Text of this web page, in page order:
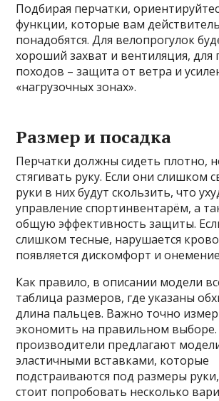
Подбирая перчатки,
функции, которые вам
понадобятся. Для велопрогулок
хороший захват и вентиляция, для
походов – защита от ветра и
«нагрузочных зонах».
Размер и посадка
Перчатки должны сидеть плотно,
стягивать руку. Если они слишком
руки в них будут скользить, что
управление спортинвентарём, а
общую эффективность защиты.
слишком тесные, нарушается
появляется дискомфорт и
Как правило, в описании модели
таблица размеров, где указаны
длина пальцев. Важно точно
экономить на правильном выборе.
производители предлагают
эластичными вставками, которые
подстраиваются под размеры
стоит попробовать несколько